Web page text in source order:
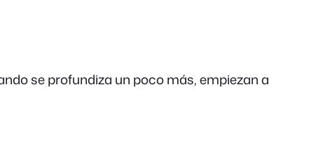
se profundiza un poco más, empiezan a